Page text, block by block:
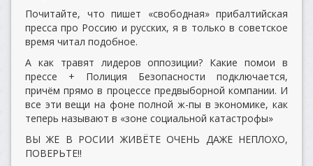
Почитайте, что пишет «свободная» прибалтийская
пресса про Россию и русских, я в только в советское
время читал подобное.
А как травят лидеров оппозиции? Какие помои в
прессе + Полиция Безопасности подключается,
причём прямо в процессе предвыборной компании. И
все эти вещи на фоне полной ж-пы в экономике, как
теперь называют в «зоне социальной катастрофы»
ВЫ ЖЕ В РОСИИ ЖИВЁТЕ ОЧЕНЬ ДАЖЕ НЕПЛОХО,
ПОВЕРЬТЕ!!